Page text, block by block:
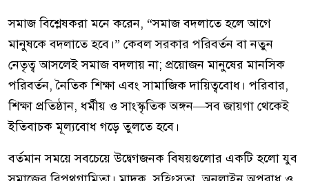
সমাজ বিশ্লেষকরা মনে করেন, “সমাজ বদলাতে হলে আগে
মানুষকে বদলাতে হবে।” কেবল সরকার পরিবর্তন বা নতুন
নেতৃত্ব আসলেই সমাজ বদলায় না; প্রয়োজন মানুষের মানসিক
পরিবর্তন, নৈতিক শিক্ষা এবং সামাজিক দায়িত্ববোধ। পরিবার,
শিক্ষা প্রতিষ্ঠান, ধর্মীয় ও সাংস্কৃতিক অঙ্গন—সব জায়গা থেকেই
ইতিবাচক মূল্যবোধ গড়ে তুলতে হবে।
বর্তমান সময়ে সবচেয়ে উদ্বেগজনক বিষয়গুলোর একটি হলো যুব